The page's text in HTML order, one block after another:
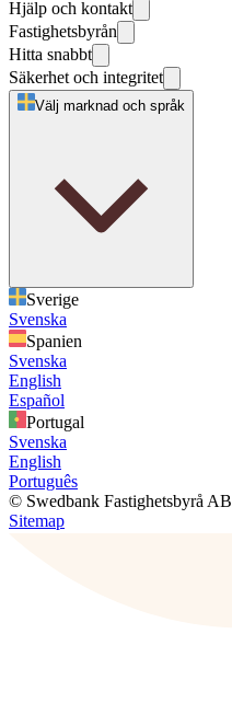
Hjälp och kontakt
Fastighetsbyrån
Hitta snabbt
Säkerhet och integritet
Välj marknad och språk
Sverige
Svenska
Spanien
Svenska
English
Español
Portugal
Svenska
English
Português
© Swedbank Fastighetsbyrå AB
Sitemap